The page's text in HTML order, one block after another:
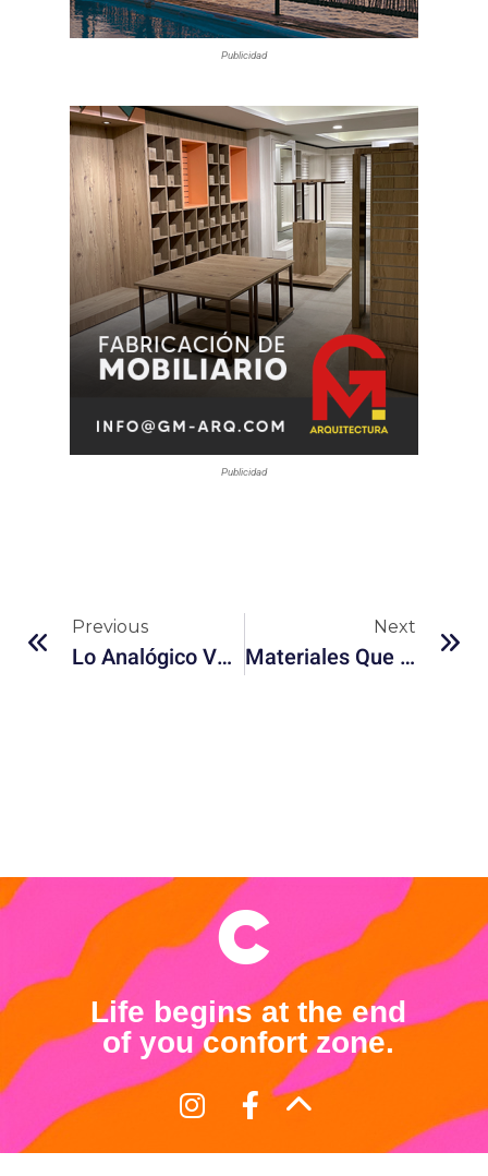
Publicidad
Publicidad
Previous
Lo Analógico Volvió, Pero Ahora Funciona Como Estatus Emocional
Next
Materiales Que Se Reparan Solos: El Futuro De La Construcción Y El Consumo
Life begins at the end
of you confort zone.
Términos y Condiciones